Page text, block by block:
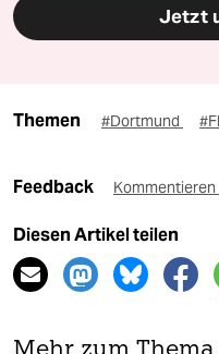
Jetzt
Themen #Dortmund
Feedback Kommentieren
Diesen Artikel teilen